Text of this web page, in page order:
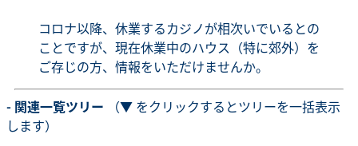
コロナ以降、休業するカジノが相次いでいるとの
ことですが、現在休業中のハウス（特に郊外）を
ご存じの方、情報をいただけませんか。
- 関連一覧ツリー （▼ をクリックするとツリーを一括表示
します）